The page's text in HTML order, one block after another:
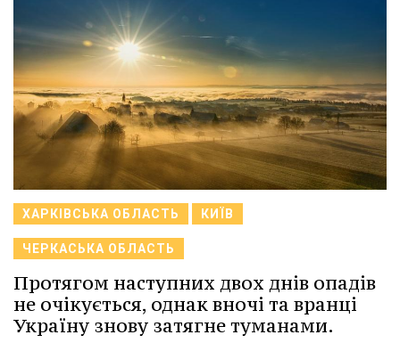
ХАРКІВСЬКА ОБЛАСТЬ КИЇВ
ЧЕРКАСЬКА ОБЛАСТЬ
Протягом наступних двох днів опадів
не очікується, однак вночі та вранці
Україну знову затягне туманами.